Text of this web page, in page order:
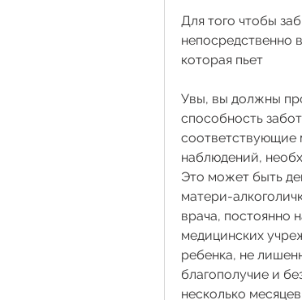
Для того чтобы
непосредственно
которая пьет
Увы, вы должны
способность
соответствующие
наблюдений,
Это может быть
матери-
врача, постоянно
медицинских
ребенка, не
благополучие и
несколько